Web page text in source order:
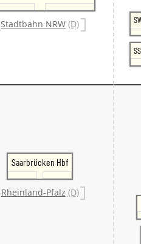
Stadtbahn NRW (D)
Saarbrücken Hbf
Rheinland-Pfalz (D)